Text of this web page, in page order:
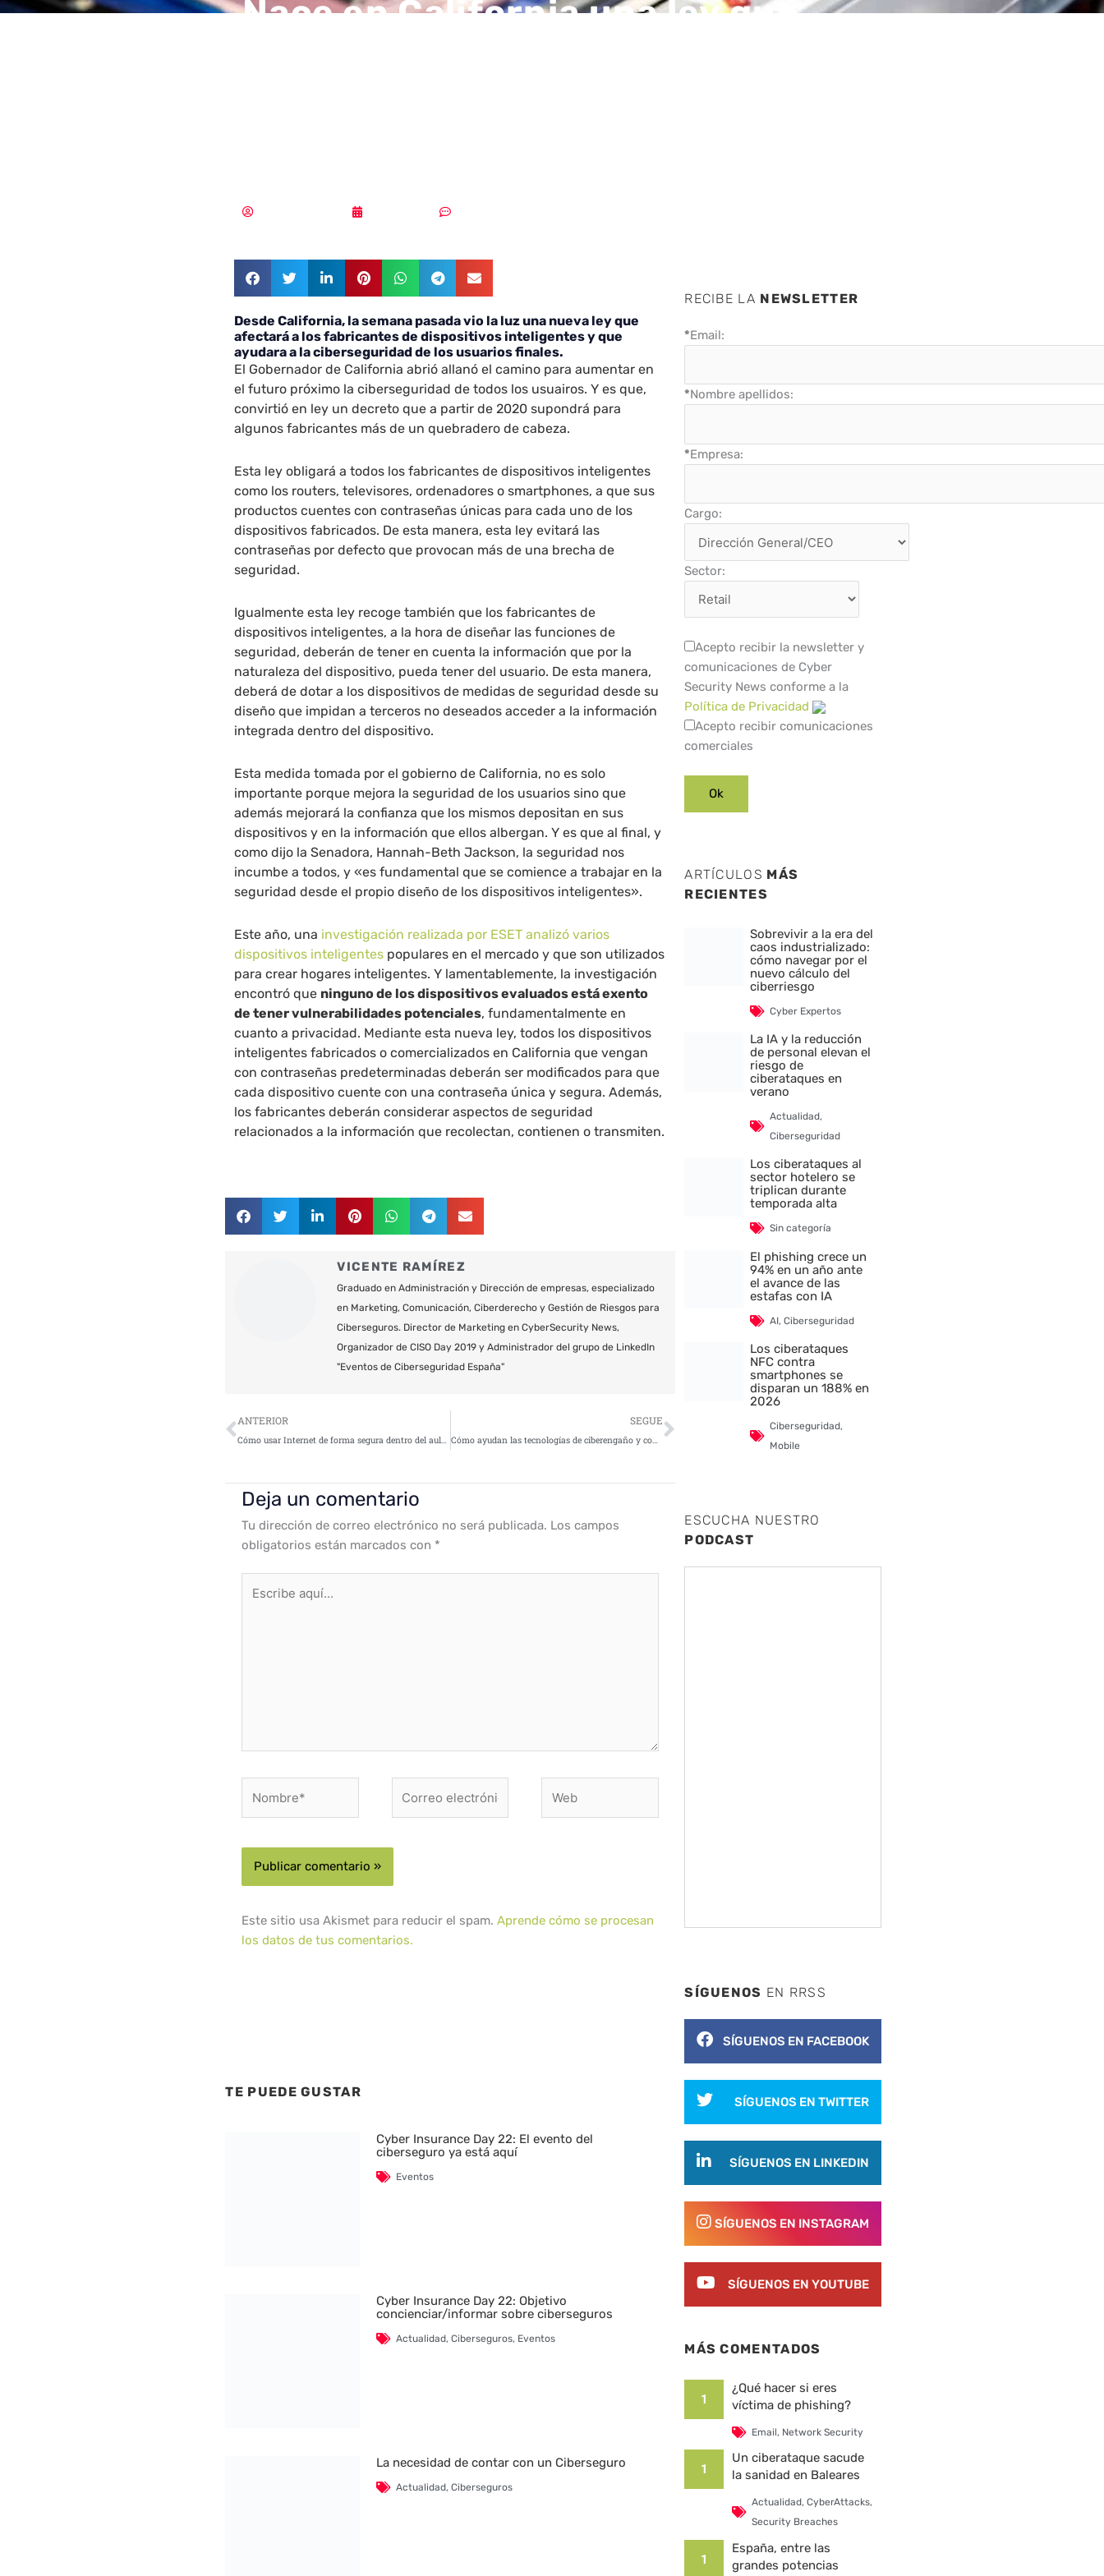
Nace en California una ley que
Desde California, la semana pasada vio la luz una nueva ley que
afectará a los fabricantes de dispositivos inteligentes y que
ayudara a la ciberseguridad de los usuarios finales.
El Gobernador de California abrió allanó el camino para aumentar en
el futuro próximo la ciberseguridad de todos los usuairos. Y es que,
convirtió en ley un decreto que a partir de 2020 supondrá para
algunos fabricantes más de un quebradero de cabeza.
Esta ley obligará a todos los fabricantes de dispositivos inteligentes
como los routers, televisores, ordenadores o smartphones, a que sus
productos cuentes con contraseñas únicas para cada uno de los
dispositivos fabricados. De esta manera, esta ley evitará las
contraseñas por defecto que provocan más de una brecha de
seguridad.
Igualmente esta ley recoge también que los fabricantes de
dispositivos inteligentes, a la hora de diseñar las funciones de
seguridad, deberán de tener en cuenta la información que por la
naturaleza del dispositivo, pueda tener del usuario. De esta manera,
deberá de dotar a los dispositivos de medidas de seguridad desde su
diseño que impidan a terceros no deseados acceder a la información
integrada dentro del dispositivo.
Esta medida tomada por el gobierno de California, no es solo
importante porque mejora la seguridad de los usuarios sino que
además mejorará la confianza que los mismos depositan en sus
dispositivos y en la información que ellos albergan. Y es que al final, y
como dijo la Senadora, Hannah-Beth Jackson, la seguridad nos
incumbe a todos, y «es fundamental que se comience a trabajar en la
seguridad desde el propio diseño de los dispositivos inteligentes».
Este año, una investigación realizada por ESET analizó varios
dispositivos inteligentes populares en el mercado y que son utilizados
para crear hogares inteligentes. Y lamentablemente, la investigación
encontró que ninguno de los dispositivos evaluados está exento
de tener vulnerabilidades potenciales, fundamentalmente en
cuanto a privacidad. Mediante esta nueva ley, todos los dispositivos
inteligentes fabricados o comercializados en California que vengan
con contraseñas predeterminadas deberán ser modificados para que
cada dispositivo cuente con una contraseña única y segura. Además,
los fabricantes deberán considerar aspectos de seguridad
relacionados a la información que recolectan, contienen o transmiten.
VICENTE RAMÍREZ
Graduado en Administración y Dirección de empresas, especializado
en Marketing, Comunicación, Ciberderecho y Gestión de Riesgos para
Ciberseguros. Director de Marketing en CyberSecurity News,
Organizador de CISO Day 2019 y Administrador del grupo de LinkedIn
"Eventos de Ciberseguridad España"
Ant
ANTERIOR
Cómo usar Internet de forma segura dentro del aula escolar
SEGUE
Cómo ayudan las tecnologías de ciberengaño y contrainteligencia a los desafíos de los CISOs
Siguiente
Deja un comentario
Tu dirección de correo electrónico no será publicada. Los campos
obligatorios están marcados con *
aquí...
electrónico*
Este sitio usa Akismet para reducir el spam.Aprende cómo se procesan
los datos de tus comentarios.
TE PUEDE GUSTAR
Cyber Insurance Day 22: El evento del
ciberseguro ya está aquí
Eventos
Cyber Insurance Day 22: Objetivo
concienciar/informar sobre ciberseguros
Actualidad, Ciberseguros, Eventos
La necesidad de contar con un Ciberseguro
Actualidad, Ciberseguros
RECIBE LA NEWSLETTER
*Email:
*Nombre apellidos:
*Empresa:
Cargo:
Sector:
Acepto recibir la newsletter y
comunicaciones de Cyber
Security News conforme a la
Política de Privacidad
Acepto recibir comunicaciones
comerciales
ARTÍCULOS MÁS
RECIENTES
Sobrevivir a la era del
caos industrializado:
cómo navegar por el
nuevo cálculo del
ciberriesgo
Cyber Expertos
La IA y la reducción
de personal elevan el
riesgo de
ciberataques en
verano
Actualidad,
Ciberseguridad
Los ciberataques al
sector hotelero se
triplican durante
temporada alta
Sin categoría
El phishing crece un
94% en un año ante
el avance de las
estafas con IA
AI,Ciberseguridad
Los ciberataques
NFC contra
smartphones se
disparan un 188% en
2026
Ciberseguridad,
Mobile
ESCUCHA NUESTRO
PODCAST
SÍGUENOS EN RRSS
SÍGUENOS EN FACEBOOK
SÍGUENOS EN TWITTER
SÍGUENOS EN LINKEDIN
SÍGUENOS EN INSTAGRAM
SÍGUENOS EN YOUTUBE
MÁS COMENTADOS
1
¿Qué hacer si eres
víctima de phishing?
Email, Network Security
1
Un ciberataque sacude
la sanidad en Baleares
Actualidad, CyberAttacks,
Security Breaches
1
España, entre las
grandes potencias